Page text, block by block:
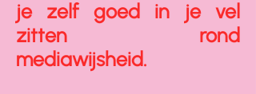
je zelf goed in je vel
zitten rond
mediawijsheid.